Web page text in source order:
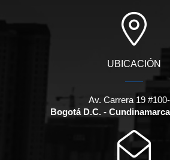
UBICACIÓN
Av. Carrera 19
Bogotá D.C. -